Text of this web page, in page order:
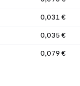
0,031 €
0,035 €
0,079 €